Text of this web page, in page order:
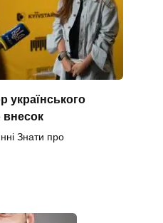
українського
внесок
Знати про